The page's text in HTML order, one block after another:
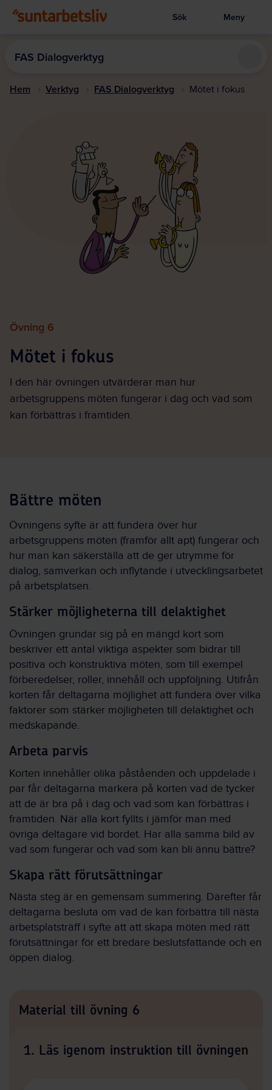
Visa sökruta
Sök Meny
FAS Dialogverktyg
Hem Verktyg FAS Dialogverktyg Mötet i fokus
Övning 6
Mötet i fokus
I den här övningen utvärderar man hur
arbetsgruppens möten fungerar i dag och vad som
kan förbättras i framtiden.
Bättre möten
Övningens syfte är att fundera över hur
arbetsgruppens möten (framför allt apt) fungerar och
hur man kan säkerställa att de ger utrymme för
dialog, samverkan och inflytande i utvecklingsarbetet
på arbetsplatsen.
Stärker möjligheterna till delaktighet
Övningen grundar sig på en mängd kort som
beskriver ett antal viktiga aspekter som bidrar till
positiva och konstruktiva möten, som till exempel
förberedelser, roller, innehåll och uppföljning. Utifrån
korten får deltagarna möjlighet att fundera över vilka
faktorer som stärker möjligheten till delaktighet och
medskapande.
Arbeta parvis
Korten innehåller olika påståenden och uppdelade i
par får deltagarna markera på korten vad de tycker
att de är bra på i dag och vad som kan förbättras i
framtiden. När alla kort fyllts i jämför man med
övriga deltagare vid bordet. Har alla samma bild av
vad som fungerar och vad som kan bli ännu bättre?
Skapa rätt förutsättningar
Nästa steg är en gemensam summering. Därefter får
deltagarna besluta om vad de kan förbättra till nästa
arbetsplatsträff i syfte att att skapa möten med rätt
förutsättningar för ett bredare beslutsfattande och en
öppen dialog.
Material till övning 6
1. Läs igenom instruktion till övningen